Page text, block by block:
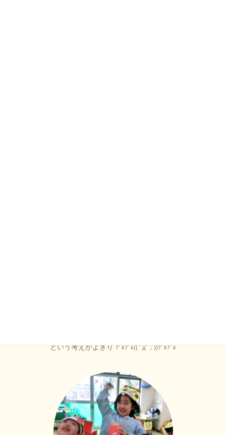
という考えがよぎりﾌﾟﾙﾌﾟﾙ(( ﾟдﾟ；))ﾌﾟﾙﾌﾟﾙ